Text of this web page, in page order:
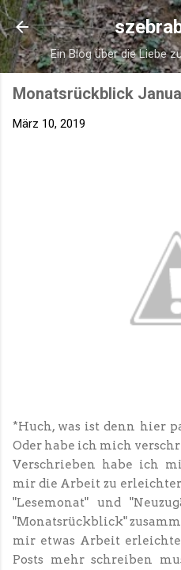
Direkt zum
Ein Blog über die Liebe
Monatsrückblick
März 10, 2019
*Huch, was ist denn hier
Oder habe ich mich
Verschrieben habe ich
mir die Arbeit zu
"Lesemonat" und
"Monatsrückblick"
mir etwas Arbeit
Posts mehr schreiben